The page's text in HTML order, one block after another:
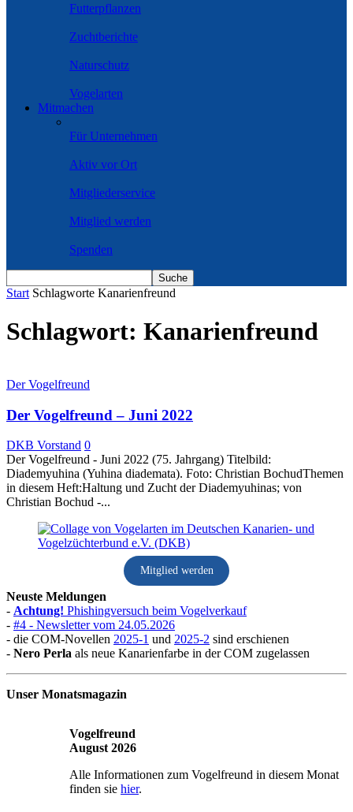
Futterpflanzen
Zuchtberichte
Naturschutz
Vogelarten
Mitmachen
Für Unternehmen
Aktiv vor Ort
Mitgliederservice
Mitglied werden
Spenden
Start Schlagworte Kanarienfreund
Schlagwort: Kanarienfreund
Der Vogelfreund
Der Vogelfreund – Juni 2022
DKB Vorstand 0
Der Vogelfreund - Juni 2022 (75. Jahrgang) Titelbild:
Diademyuhina (Yuhina diademata). Foto: Christian BochudThemen
in diesem Heft:Haltung und Zucht der Diademyuhinas; von
Christian Bochud -...
Mitglied werden
Neuste Meldungen
- Achtung! Phishingversuch beim Vogelverkauf
- #4 - Newsletter vom 24.05.2026
- die COM-Novellen 2025-1 und 2025-2 sind erschienen
- Nero Perla als neue Kanarienfarbe in der COM zugelassen
Unser Monatsmagazin
Vogelfreund
August 2026
Alle Informationen zum Vogelfreund in diesem Monat
finden sie hier.